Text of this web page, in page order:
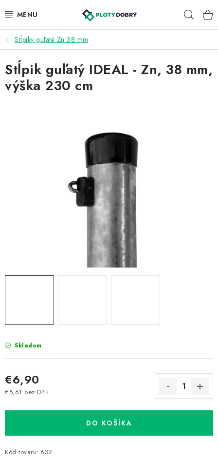
na
PLETIVA A PLOTY
PRÍSLUŠENSTVO
BRÁNY A BRÁNKY
KALKULÁTOR OPLOTENIA
REALIZÁCIA OPLOTENIA
Prepravné a termín doručenia
Obchodné podmienky
Všetko o súboroch cookies
Stĺpiky guľaté Zn 38 mm
Skladom
€6,90
€5,61 bez DPH
DO KOŠÍKA
Kód tovaru: 632
Stĺpik guľatý IDEAL - Zn, 38 mm,
výška 230 cm